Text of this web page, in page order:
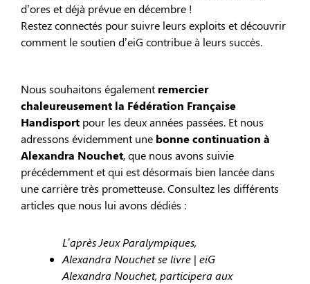
d’ores et déjà prévue en décembre !
Restez connectés pour suivre leurs exploits et découvrir
comment le soutien d’eiG contribue à leurs succès.
Nous souhaitons également remercier
chaleureusement la Fédération Française
Handisport pour les deux années passées. Et nous
adressons évidemment une bonne continuation à
Alexandra Nouchet, que nous avons suivie
précédemment et qui est désormais bien lancée dans
une carrière très prometteuse. Consultez les différents
articles que nous lui avons dédiés :
L’après Jeux Paralympiques,
Alexandra Nouchet se livre | eiG
Alexandra Nouchet, participera aux